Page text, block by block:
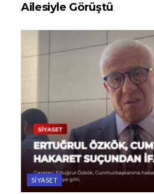
Ailesiyle Görüştü
SIYASET